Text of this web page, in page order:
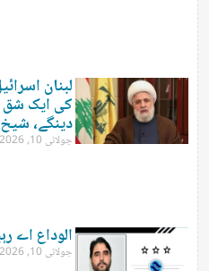
لبنان
کی ایک شق
دینگے،
جولائی 10, 2026
الوداع اے
جولائی 10, 2026